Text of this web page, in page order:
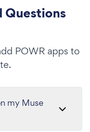
Questions
POWR apps to
my Muse